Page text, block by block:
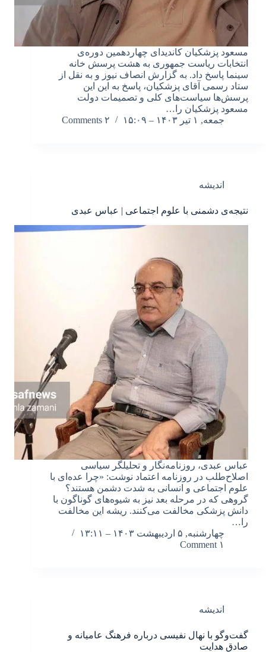
مسعود پزشکیان کاندیدای چهاردهمین دوره‌ی
انتخابات ریاست جمهوری به هشت پرسش خانه
سینما پاسخ داد. به گزارش انصاف نیوز و به نقل از
ستاد رسمی آقای پزشکیان، پاسخ به این این
پرسش‌ها سیاست‌های کلی و تصمیمات دولت
مسعود پزشکیان را…
جمعه, ۱ تیر ۱۴۰۳ – ۱۵:۰۹
۲ Comments
اندیشه
نتیجه‌ی دشمنی با علوم اجتماعی | عباس عبدی
عباس عبدی، روزنامه‌نگار و تحلیلگر سیاسی
اصلاح‌طلب در روزنامه اعتماد نوشت: «چرا عده‌ای با
علوم اجتماعی و انسانی به ‌شدت دشمن هستند؟
گروهی که در مرحله بعد نیز به شیوه‌های گوناگون با
دانش پزشکی مخالفت می‌کنند. ریشه این مخالفت
را…
چهارشنبه, ۵ اردیبهشت ۱۴۰۳ – ۱۳:۱۱
۱ Comment
اندیشه
گفت‌وگو با نهال نفیسی درباره فرهنگ عامیانه و
صادق هدایت